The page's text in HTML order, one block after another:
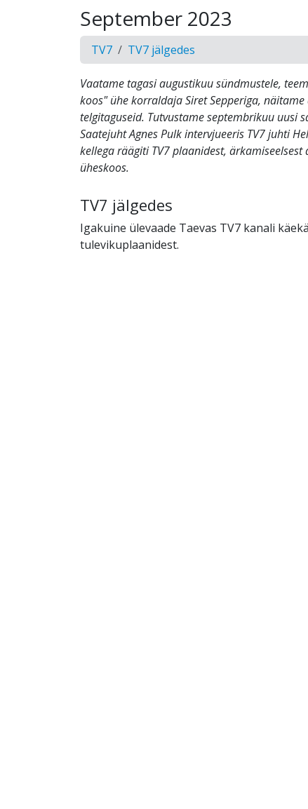
September 2023
TV7 TV7 jälgedes
Vaatame tagasi augustikuu sündmustele,
koos" ühe korraldaja Siret Sepperiga,
telgitaguseid. Tutvustame septembrikuu uusi
Saatejuht Agnes Pulk intervjueeris TV7 juhti
kellega räägiti TV7 plaanidest,
üheskoos.
TV7 jälgedes
Igakuine ülevaade Taevas TV7 kanali
tulevikuplaanidest.